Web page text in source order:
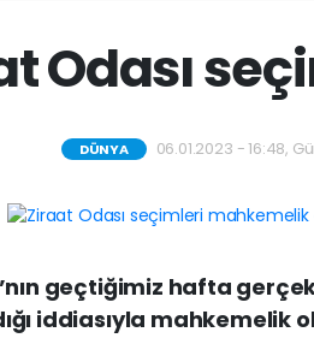
Odası
DÜNYA 06.01.2023 - 16:48,
geçtiğimiz hafta
iddiasıyla mahkemelik